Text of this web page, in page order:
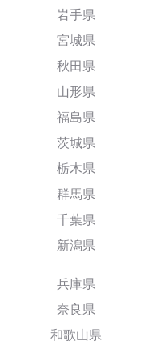
岩手県
宮城県
秋田県
山形県
福島県
茨城県
栃木県
群馬県
千葉県
新潟県
兵庫県
奈良県
和歌山県